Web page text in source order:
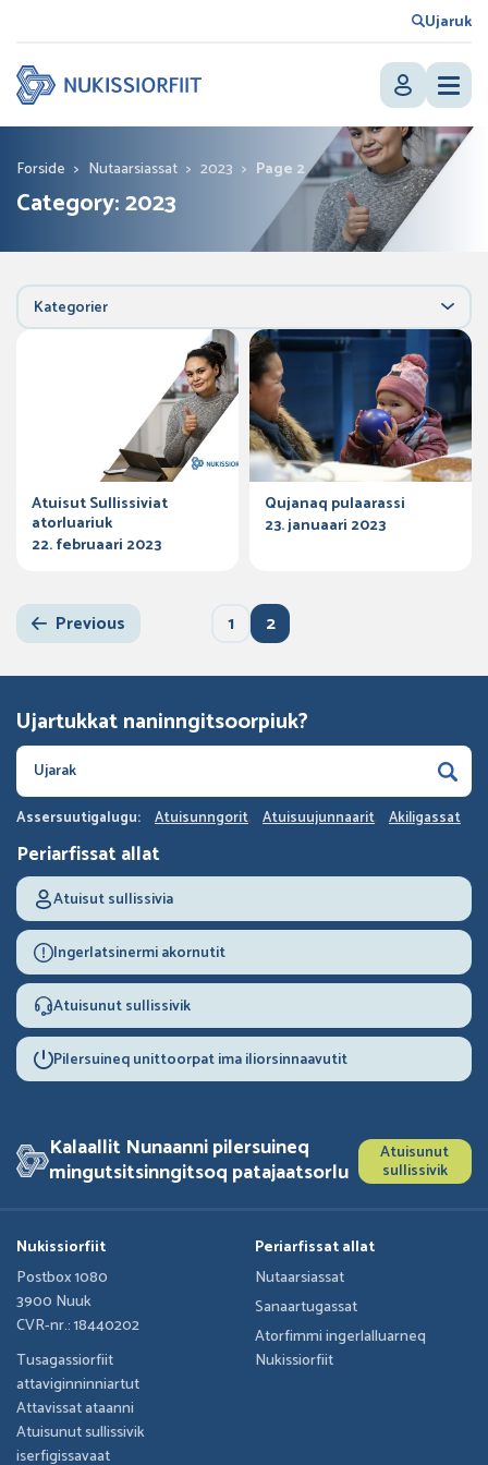
Ujaruk
Forside > Nutaarsiassat > 2023 > Page 2
Category:2023
Kategorier
Atuisut Sullissiviat
atorluariuk
22. februaari 2023
Qujanaq pulaarassi
23. januaari 2023
Previous 1 2
Ujartukkat naninngitsoorpiuk?
Assersuutigalugu: Atuisunngorit Atuisuujunnaarit Akiligassat
Periarfissat allat
Atuisut sullissivia
Ingerlatsinermi akornutit
Atuisunut sullissivik
Pilersuineq unittoorpat ima iliorsinnaavutit
Kalaallit Nunaanni pilersuineq
mingutsitsinngitsoq patajaatsorlu
Atuisunut
sullissivik
Nukissiorfiit
Postbox 1080
3900 Nuuk
CVR-nr.: 18440202
Tusagassiorfiit
attaviginninniartut
Attavissat ataanni
Atuisunut sullissivik
iserfigissavaat
Periarfissat allat
Nutaarsiassat
Sanaartugassat
Atorfimmi ingerlalluarneq
Nukissiorfiit